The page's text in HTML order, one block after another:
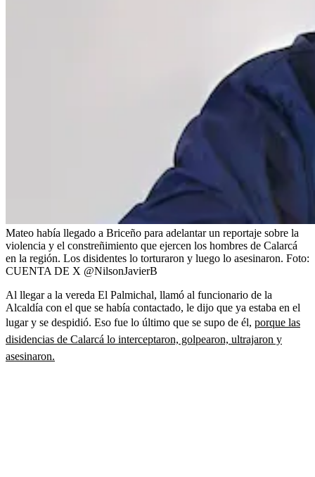
Mateo había llegado a Briceño para adelantar un reportaje sobre la
violencia y el constreñimiento que ejercen los hombres de Calarcá
en la región. Los disidentes lo torturaron y luego lo asesinaron. Foto:
CUENTA DE X @NilsonJavierB
Al llegar a la vereda El Palmichal, llamó al funcionario de la
Alcaldía con el que se había contactado, le dijo que ya estaba en el
lugar y se despidió. Eso fue lo último que se supo de él, porque las
disidencias de Calarcá lo interceptaron, golpearon, ultrajaron y
asesinaron.